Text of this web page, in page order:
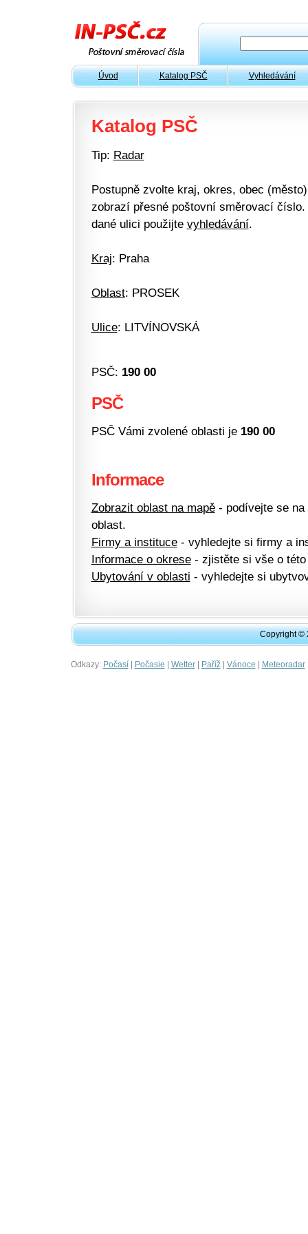
Úvod Katalog PSČ Vyhledávání
Katalog PSČ
Tip: Radar
Postupně zvolte kraj, okres, obec
zobrazí přesné poštovní směrovací
dané ulici použijte vyhledávání.
Kraj: Praha
Oblast: PROSEK
Ulice: LITVÍNOVSKÁ
PSČ: 190 00
PSČ
PSČ Vámi zvolené oblasti je 190 00
Informace
Zobrazit oblast na mapě- podívejte se na
oblast.
Firmy a instituce- vyhledejte si firmy a
Informace o okrese- zjistěte si vše o této
Ubytování v oblasti - vyhledejte si
Copyright ©
Odkazy: Počasí| Počasie | Wetter| Paříž| Vánoce | Meteoradar